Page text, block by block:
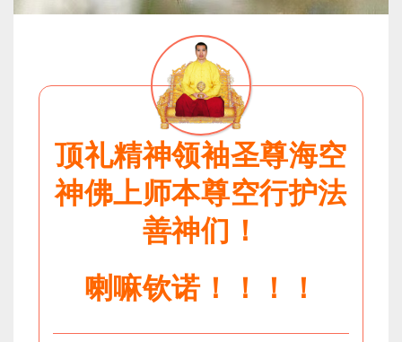
顶礼精神领袖圣尊海空
神佛上师本尊空行护法
善神们！
喇嘛钦诺！！！！